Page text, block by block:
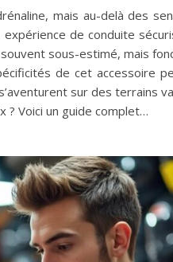
mais au-delà des
de conduite
sous-estimé, mais
de cet accessoire
sur des terrains
? Voici un guide complet…